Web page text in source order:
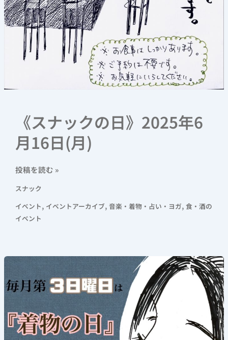
《スナックの日》2025年6
月16日(月)
投稿を読む »
スナック
イベント, イベントアーカイブ, 音楽・着物・占い・ヨガ, 食・酒の
イベント
の
2025
年
6